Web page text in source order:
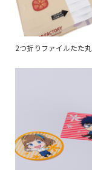
2つ折りファイルたた丸